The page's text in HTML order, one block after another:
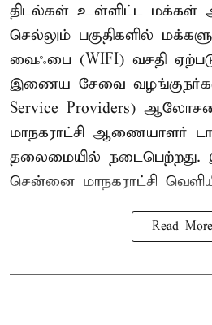
திடல்கள் உள்ளிட்ட மக்கள்
செல்லும் பகுதிகளில்
வைஃபை (WIFI) வசதி
இணைய சேவை
Service Providers)
மாநகராட்சி ஆணையாளர்
தலைமையில் நடைபெற்றது.
சென்னை மாநகராட்சி
Read More